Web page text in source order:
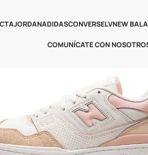
JORDANADIDASCONVERSELVNEW
COMUNÍCATE CON